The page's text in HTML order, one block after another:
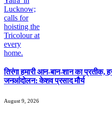
तिरंगा हमारी आन-बान-शान का प्रतीक,
जनआंदोलन: केशव प्रसाद मौर्य
August 9, 2026